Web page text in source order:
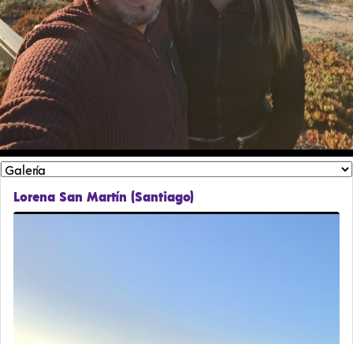
Lorena San Martín (Santiago)